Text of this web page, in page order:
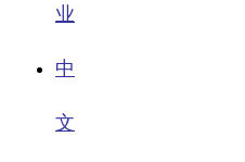
业
中
文